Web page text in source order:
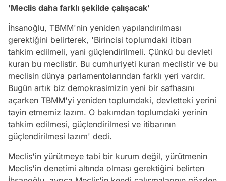
'Meclis daha farklı şekilde çalışacak'
İhsanoğlu, TBMM'nin yeniden yapılandırılması
gerektiğini belirterek, 'Birincisi toplumdaki itibarı
tahkim edilmeli, yani güçlendirilmeli. Çünkü bu devleti
kuran bu meclistir. Bu cumhuriyeti kuran meclistir ve bu
meclisin dünya parlamentolarından farklı yeri vardır.
Bugün artık biz demokrasimizin yeni bir safhasını
açarken TBMM'yi yeniden toplumdaki, devletteki yerini
tayin etmemiz lazım. O bakımdan toplumdaki yerinin
tahkim edilmesi, güçlendirilmesi ve itibarının
güçlendirilmesi lazım' dedi.
Meclis'in yürütmeye tabi bir kurum değil, yürütmenin
Meclis'in denetimi altında olması gerektiğini belirten